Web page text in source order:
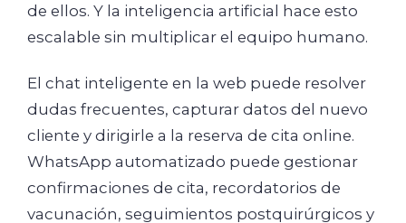
de ellos. Y la inteligencia artificial hace esto
escalable sin multiplicar el equipo humano.
El chat inteligente en la web puede resolver
dudas frecuentes, capturar datos del nuevo
cliente y dirigirle a la reserva de cita online.
WhatsApp automatizado puede gestionar
confirmaciones de cita, recordatorios de
vacunación, seguimientos postquirúrgicos y